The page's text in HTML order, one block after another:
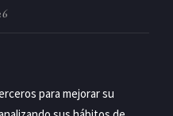
con un modelo global
presente en siete
para mejorar su